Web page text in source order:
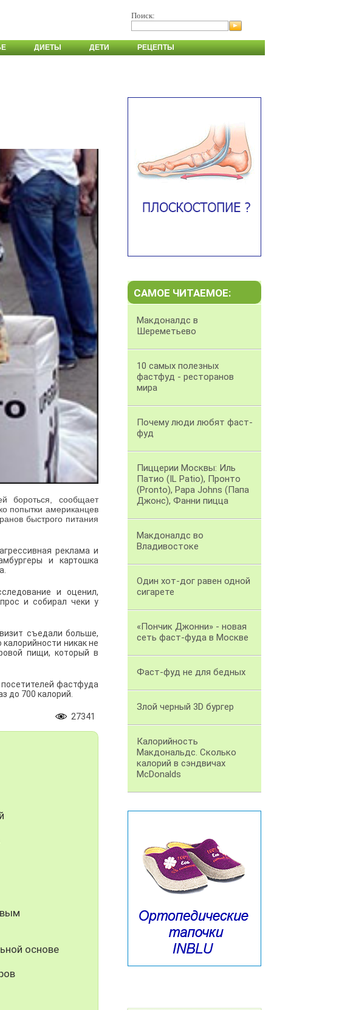
Поиск:
ДИЕТЫ ДЕТИ РЕЦЕПТЫ
бороться, сообщает
попытки американцев
быстрого питания
реклама и
и картошка
и оценил,
и собирал чеки у
съедали больше,
никак не
пищи, который в
фастфуда
до 700 калорий.
27341
основе
САМОЕ ЧИТАЕМОЕ:
Макдоналдс в
Шереметьево
10 самых полезных
фастфуд - ресторанов
мира
Почему люди любят фаст-
фуд
Пиццерии Москвы: Иль
Патио (IL Patio), Пронто
(Pronto), Papa Johns (Папа
Джонс), Фанни пицца
Макдоналдс во
Владивостоке
Один хот-дог равен одной
сигарете
«Пончик Джонни» - новая
сеть фаст-фуда в Москве
Фаст-фуд не для бедных
Злой черный 3D бургер
Калорийность
Макдональдс. Сколько
калорий в сэндвичах
McDonalds